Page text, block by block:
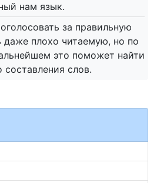
нам язык.
за правильную
даже плохо читаемую, но по
это поможет найти
составления слов.